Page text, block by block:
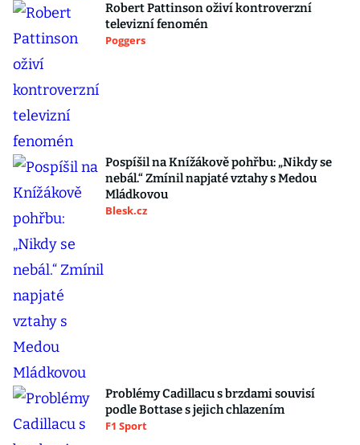
Robert Pattinson oživí kontroverzní
televizní fenomén
Poggers
Pospíšil na Knížákově pohřbu: „Nikdy se
nebál.“ Zmínil napjaté vztahy s Medou
Mládkovou
Blesk.cz
Problémy Cadillacu s brzdami souvisí
podle Bottase s jejich chlazením
F1 Sport